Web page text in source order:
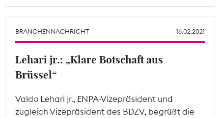
BRANCHENNACHRICHT 16.02.2021
Lehari jr.: „Klare Botschaft aus
Brüssel“
Valdo Lehari jr., ENPA-Vizepräsident und
zugleich Vizepräsident des BDZV, begrüßt die